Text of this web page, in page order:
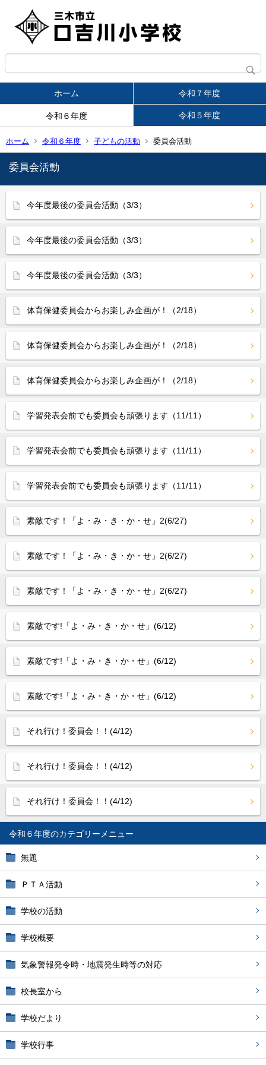
ホーム 令和７年度
令和６年度 令和５年度
ホーム 令和６年度 子どもの活動 委員会活動
令和６年度
無題
ＰＴＡ活動
学校の活動
学校概要
気象警報発令時・地震発生時等の対応
校長室から
学校だより
学校行事
委員会活動
今年度最後の委員会活動（3/3）
今年度最後の委員会活動（3/3）
今年度最後の委員会活動（3/3）
体育保健委員会からお楽しみ企画が！（2/18）
体育保健委員会からお楽しみ企画が！（2/18）
体育保健委員会からお楽しみ企画が！（2/18）
学習発表会前でも委員会も頑張ります（11/11）
学習発表会前でも委員会も頑張ります（11/11）
学習発表会前でも委員会も頑張ります（11/11）
素敵です！「よ・み・き・か・せ」2(6/27)
素敵です！「よ・み・き・か・せ」2(6/27)
素敵です！「よ・み・き・か・せ」2(6/27)
素敵です!「よ・み・き・か・せ」(6/12)
素敵です!「よ・み・き・か・せ」(6/12)
素敵です!「よ・み・き・か・せ」(6/12)
それ行け！委員会！！(4/12)
それ行け！委員会！！(4/12)
それ行け！委員会！！(4/12)